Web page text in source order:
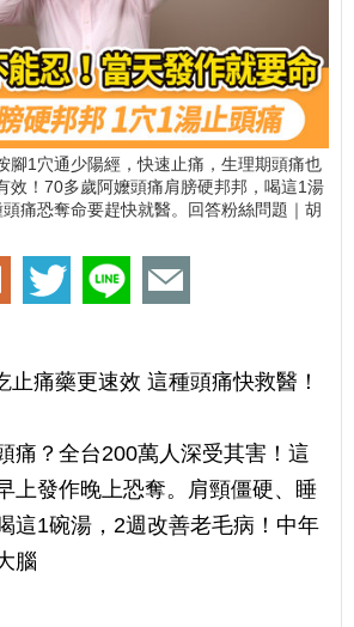
腳1穴通少陽經，快速止痛，生理期頭痛也
效！70多歲阿嬤頭痛肩膀硬邦邦，喝這1湯
痛恐奪命要趕快就醫。回答粉絲問題｜胡
止痛藥更速效 這種頭痛快救醫！
痛？全台200萬人深受其害！這
上發作晚上恐奪。肩頸僵硬、睡
這1碗湯，2週改善老毛病！中年
腦